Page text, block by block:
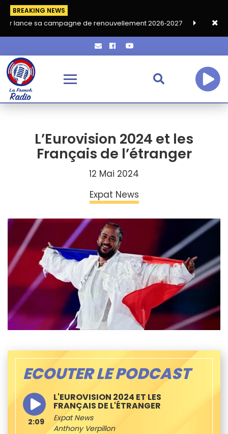
BREAKING NEWS
campagne de renouvellement 2026‑2027 Grand café de
L’Eurovision 2024 et les
Français de l’étranger
12 Mai 2024
Expat News
ECOUTER LE PODCAST
L'EUROVISION 2024 ET LES
FRANÇAIS DE L'ÉTRANGER
Expat News
Anthony Verpillon
2:09